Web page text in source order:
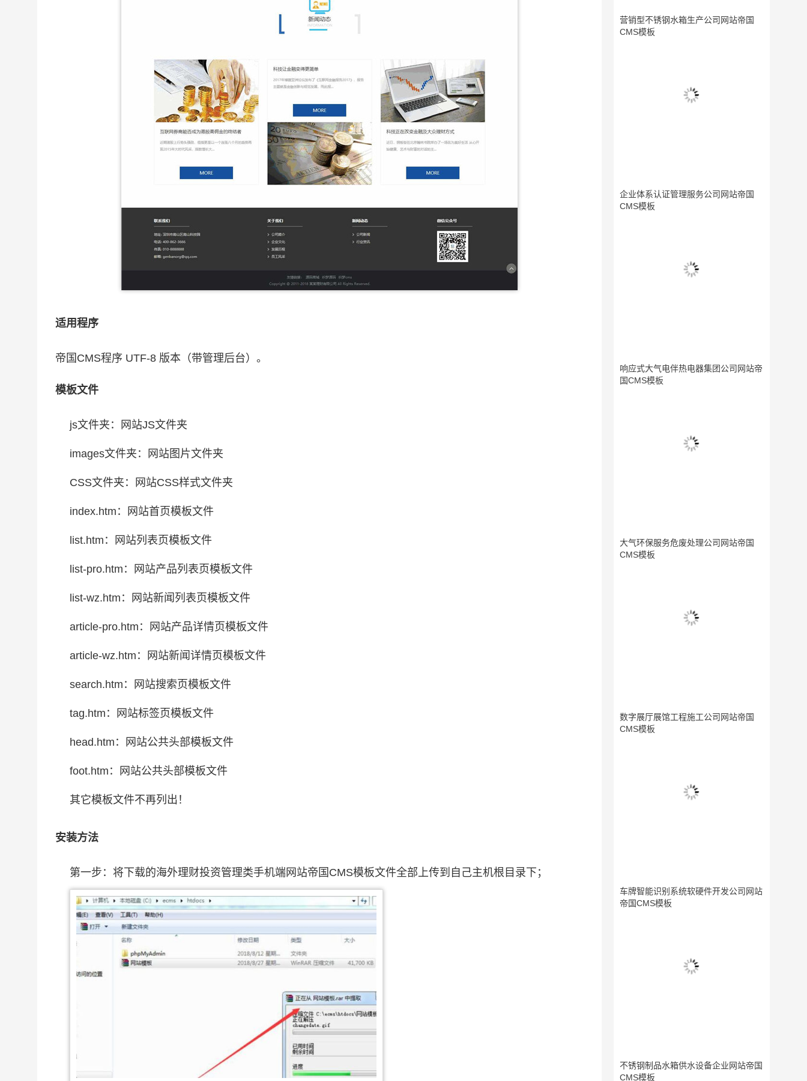
适用程序
帝国CMS程序 UTF-8 版本（带管理后台）。
模板文件
js文件夹：网站JS文件夹
images文件夹：网站图片文件夹
CSS文件夹：网站CSS样式文件夹
index.htm：网站首页模板文件
list.htm：网站列表页模板文件
list-pro.htm：网站产品列表页模板文件
list-wz.htm：网站新闻列表页模板文件
article-pro.htm：网站产品详情页模板文件
article-wz.htm：网站新闻详情页模板文件
search.htm：网站搜索页模板文件
tag.htm：网站标签页模板文件
head.htm：网站公共头部模板文件
foot.htm：网站公共头部模板文件
其它模板文件不再列出！
安装方法
第一步：将下载的海外理财投资管理类手机端网站帝国CMS模板文件全部上传到自己主机根目录下；
营销型不锈钢水箱生产公司网站帝国
CMS模板
企业体系认证管理服务公司网站帝国
CMS模板
响应式大气电伴热电器集团公司网站帝
国CMS模板
大气环保服务危废处理公司网站帝国
CMS模板
数字展厅展馆工程施工公司网站帝国
CMS模板
车牌智能识别系统软硬件开发公司网站
帝国CMS模板
不锈钢制品水箱供水设备企业网站帝国
CMS模板